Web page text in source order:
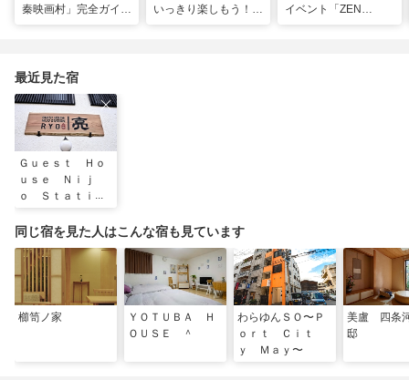
秦映画村」完全ガイ
いっきり楽しもう！関
イベント「ZEN
最近見た宿
Ｇｕｅｓｔ Ｈｏ
ｕｓｅ Ｎｉｊ
ｏ Ｓｔａｔｉｏ
同じ宿を見た人はこんな宿も見ています
櫛笥ノ家
ＹＯＴＵＢＡ Ｈ
ＯＵＳＥ ＾
わらゆんＳＯ〜Ｐ
ｏｒｔ Ｃｉｔ
ｙ Ｍａｙ〜
美盧 四条
邸